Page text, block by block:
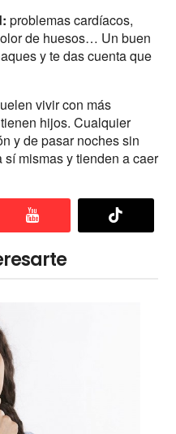
problemas cardíacos,
de huesos… Un buen
y te das cuenta que
vivir con más
hijos. Cualquier
y de pasar noches sin
mismas y tienden a caer